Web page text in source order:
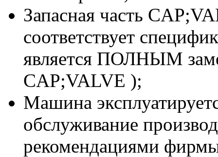
Запасная часть
соответствует
является ПОЛНЫМ
CAP;VALVE );
Машина
обслуживание
рекомендациями